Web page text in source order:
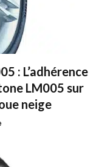
: L’adhérence
LM005 sur
neige